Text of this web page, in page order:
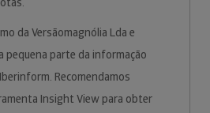
da Versãomagnólia Lda e
pequena parte da informação
Recomendamos
Insight View para obter